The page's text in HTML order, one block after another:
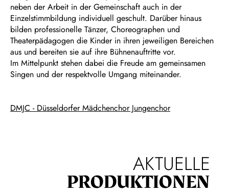
neben der Arbeit in der Gemeinschaft auch in der
Einzelstimmbildung individuell geschult. Darüber hinaus
bilden professionelle Tänzer, Choreographen und
Theaterpädagogen die Kinder in ihren jeweiligen Bereichen
aus und bereiten sie auf ihre Bühnenauftritte vor.
Im Mittelpunkt stehen dabei die Freude am gemeinsamen
Singen und der respektvolle Umgang miteinander.
DMJC - Düsseldorfer Mädchenchor Jungenchor
AKTUELLE
PRODUKTIONEN